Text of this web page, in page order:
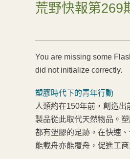
荒野快報第269
You are missing some
did not initialize correctly.
塑膠時代下的青年行動
人類約在150年前，創造
製品從此取代天然物品。
都有塑膠的足跡。在快速
能載舟亦能覆舟，促進工